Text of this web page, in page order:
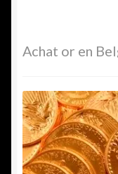
Achat or en